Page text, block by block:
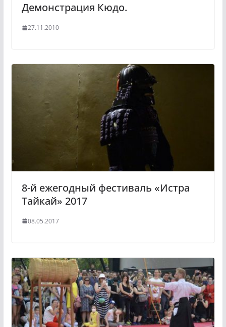
Демонстрация Кюдо.
27.11.2010
8-й ежегодный фестиваль «Истра
Тайкай» 2017
08.05.2017